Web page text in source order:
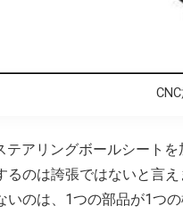
テアリングボールシート
るのは誇張ではないと言
いのは、1つの部品が1つ